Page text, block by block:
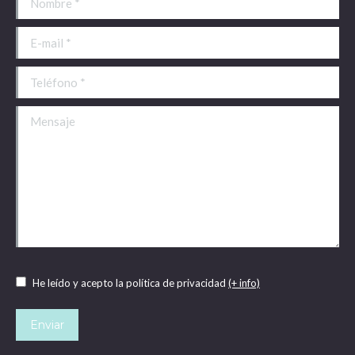
E-mail *
Teléfono *
Mensaje
He leído y acepto la política de privacidad (+ info)
Enviar